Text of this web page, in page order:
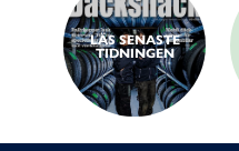
LÄS SENASTE
TIDNINGEN